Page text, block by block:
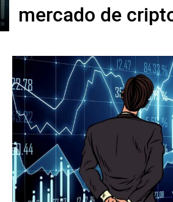
vietnamese
mercado de